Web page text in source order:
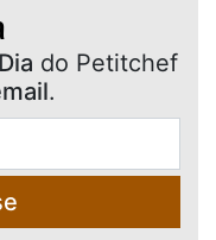
do Petitchef
.